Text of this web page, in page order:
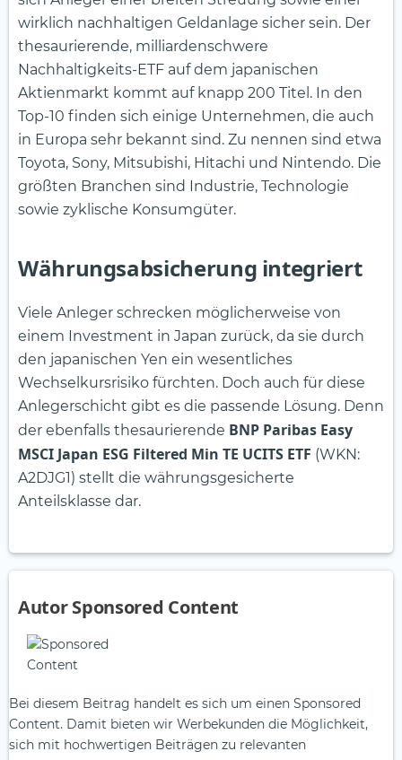
wirklich nachhaltigen Geldanlage sicher sein. Der
thesaurierende, milliardenschwere
Nachhaltigkeits-ETF auf dem japanischen
Aktienmarkt kommt auf knapp 200 Titel. In den
Top-10 finden sich einige Unternehmen, die auch
in Europa sehr bekannt sind. Zu nennen sind etwa
Toyota, Sony, Mitsubishi, Hitachi und Nintendo. Die
größten Branchen sind Industrie, Technologie
sowie zyklische Konsumgüter.
Währungsabsicherung integriert
Viele Anleger schrecken möglicherweise von
einem Investment in Japan zurück, da sie durch
den japanischen Yen ein wesentliches
Wechselkursrisiko fürchten. Doch auch für diese
Anlegerschicht gibt es die passende Lösung. Denn
der ebenfalls thesaurierende BNP Paribas Easy
MSCI Japan ESG Filtered Min TE UCITS ETF (WKN:
A2DJG1) stellt die währungsgesicherte
Anteilsklasse dar.
Autor Sponsored Content
Bei diesem Beitrag handelt es sich um einen Sponsored
Content. Damit bieten wir Werbekunden die Möglichkeit,
sich mit hochwertigen Beiträgen zu relevanten